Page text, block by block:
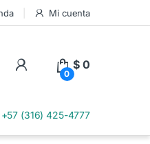
Mi cuenta
My Account
0
$ 0
(316) 425-4777